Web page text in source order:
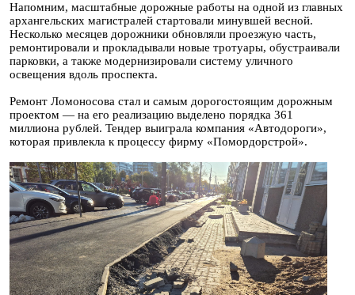
Напомним, масштабные дорожные работы на одной из главных
архангельских магистралей стартовали минувшей весной.
Несколько месяцев дорожники обновляли проезжую часть,
ремонтировали и прокладывали новые тротуары, обустраивали
парковки, а также модернизировали систему уличного
освещения вдоль проспекта.
Ремонт Ломоносова стал и самым дорогостоящим дорожным
проектом — на его реализацию выделено порядка 361
миллиона рублей. Тендер выиграла компания «Автодороги»,
которая привлекла к процессу фирму «Помордорстрой».